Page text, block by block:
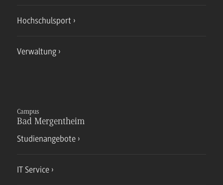
Hochschulsport
Verwaltung
Campus
Bad Mergentheim
Studienangebote
IT Service